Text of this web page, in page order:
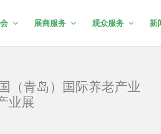
展商服务 观众服务 新
（青岛）国际养老产业
业展